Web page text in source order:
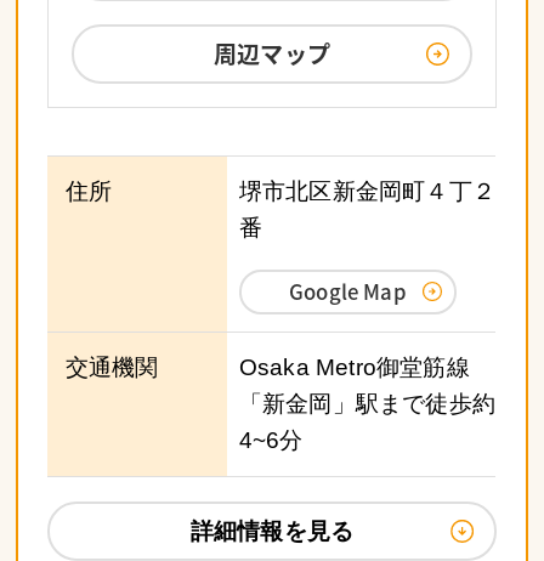
周辺マップ
住所
堺市北区新金岡町４丁２
番
Google Map
交通機関
Osaka Metro御堂筋線
「新金岡」駅まで徒歩約
4~6分
詳細情報を見る